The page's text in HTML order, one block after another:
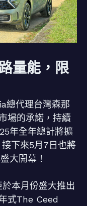
量能，限
總代理台灣森那
場的承諾，持續
年全年總計將擴
下來5月7日也將
大開幕！
本月份盛大推出
式The Ceed